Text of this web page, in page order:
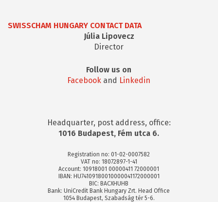
SWISSCHAM HUNGARY CONTACT DATA
Júlia Lipovecz
Director
Follow us on
Facebook and Linkedin
Headquarter, post address, office:
1016 Budapest, Fém utca 6.
Registration no: 01-02-0007582
VAT no: 18072897-1-41
Account: 10918001 00000411 72000001
IBAN: HU74109180010000041172000001
BIC: BACXHUHB
Bank: UniCredit Bank Hungary Zrt. Head Office
1054 Budapest, Szabadság tér 5-6.